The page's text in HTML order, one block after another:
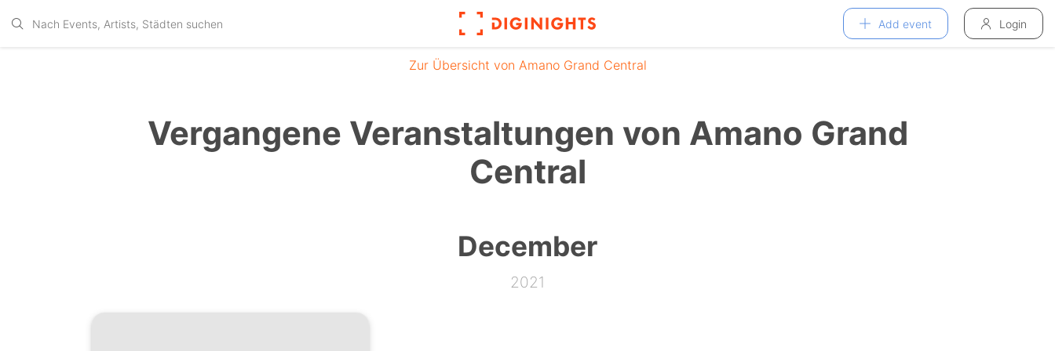
Add event Login
Zur Übersicht von Amano Grand Central
Vergangene Veranstaltungen von Amano Grand
Central
December
2021